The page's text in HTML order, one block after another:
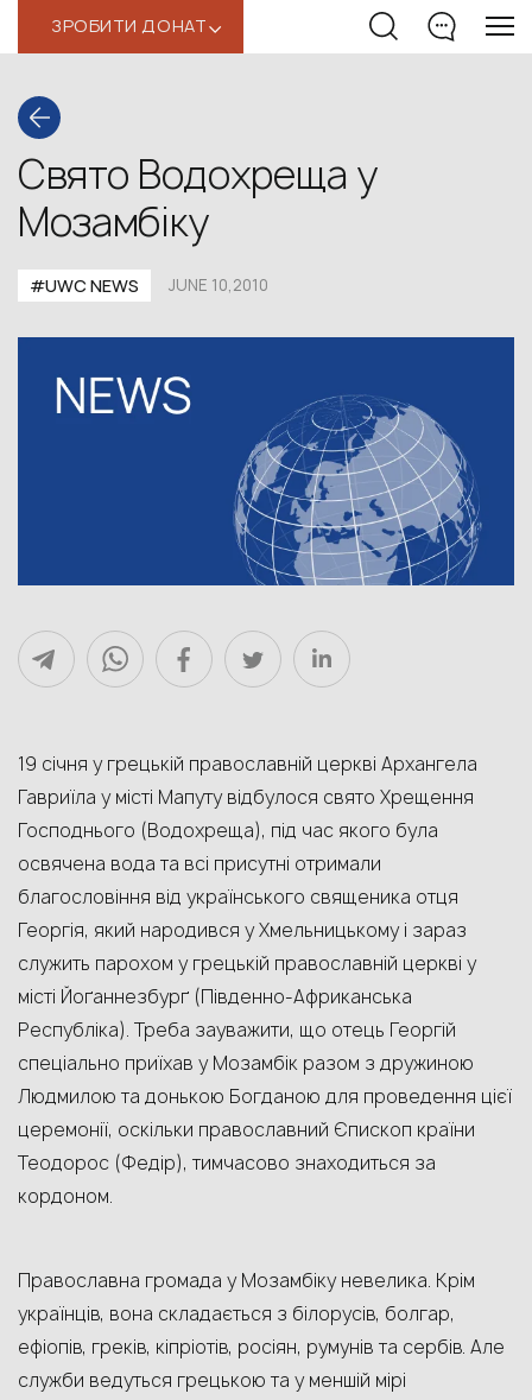
ЗРОБИТИ ДОНАТ‹
Свято Водохреща у
Мозамбіку
#UWC NEWS JUNE 10,2010
19 січня у грецькій православній церкві Архангела
Гавриїла у місті Мапуту відбулося свято Хрещення
Господнього (Водохреща), під час якого була
освячена вода та всі присутні отримали
благословіння від українського священика отця
Георгія, який народився у Хмельницькому і зараз
служить парохом у грецькій православній церкві у
місті Йоґаннезбурґ (Південно-Африканська
Республіка). Треба зауважити, що отець Георгій
спеціально приїхав у Мозамбік разом з дружиною
Людмилою та донькою Богданою для проведення цієї
церемонії, оскільки православний Єпископ країни
Теодорос (Федір), тимчасово знаходиться за
кордоном.
Православна громада у Мозамбіку невелика. Крім
українців, вона складається з білорусів, болгар,
ефіопів, греків, кіпріотів, росіян, румунів та сербів. Але
служби ведуться грецькою та у меншій мірі